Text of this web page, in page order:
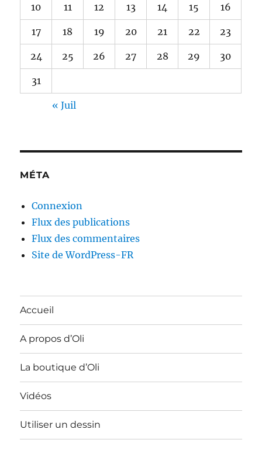
10 11 12 13 14 15 16
17 18 19 20 21 22 23
24 25 26 27 28 29 30
31
« Juil
MÉTA
Connexion
Flux des publications
Flux des commentaires
Site de WordPress-FR
Accueil
A propos d’Oli
La boutique d’Oli
Vidéos
Utiliser un dessin